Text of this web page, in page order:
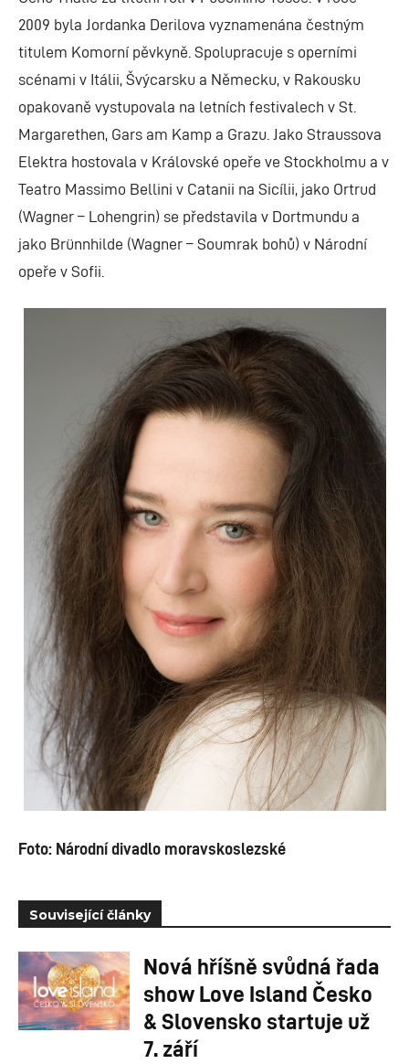
2009 byla Jordanka Derilova vyznamenána čestným
titulem Komorní pěvkyně. Spolupracuje s operními
scénami v Itálii, Švýcarsku a Německu, v Rakousku
opakovaně vystupovala na letních festivalech v St.
Margarethen, Gars am Kamp a Grazu. Jako Straussova
Elektra hostovala v Královské opeře ve Stockholmu a v
Teatro Massimo Bellini v Catanii na Sicílii, jako Ortrud
(Wagner – Lohengrin) se představila v Dortmundu a
jako Brünnhilde (Wagner – Soumrak bohů) v Národní
opeře v Sofii.
Foto: Národní divadlo moravskoslezské
Související články
Nová hříšně svůdná řada
show Love Island Česko
& Slovensko startuje už
7. září